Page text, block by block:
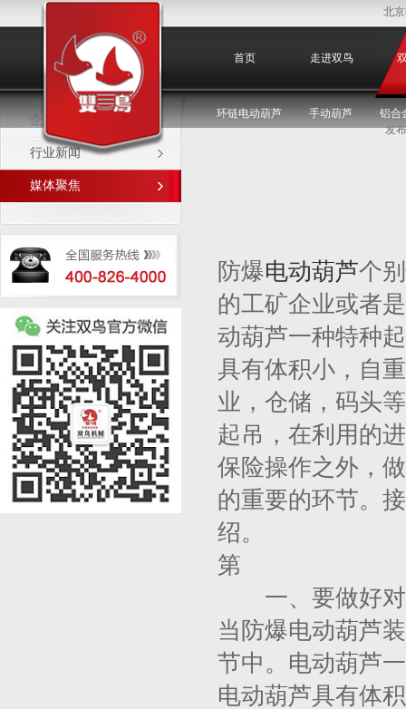
北
首页 走进双鸟
环链电动葫芦 手动葫芦 铝合
媒体聚焦
企业新闻
行业新闻
媒体聚焦
发
防爆电动葫芦个
的工矿企业或者
动葫芦一种特种
具有体积小，自
业，仓储，码头
起吊，在利用的
保险操作之外，
的重要的环节。
绍。
第
一、要做好对
当防爆电动葫芦
节中。电动葫芦
电动葫芦具有体